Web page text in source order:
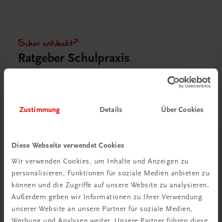
Zustimmung Details Über Cookies
Diese Webseite verwendet Cookies
Wir verwenden Cookies, um Inhalte und Anzeigen zu
personalisieren, Funktionen für soziale Medien anbieten zu
können und die Zugriffe auf unsere Website zu analysieren.
Außerdem geben wir Informationen zu Ihrer Verwendung
unserer Website an unsere Partner für soziale Medien,
Schon entdeckt?
Ratgeber Schulpraxis
Neu in der DigiBox